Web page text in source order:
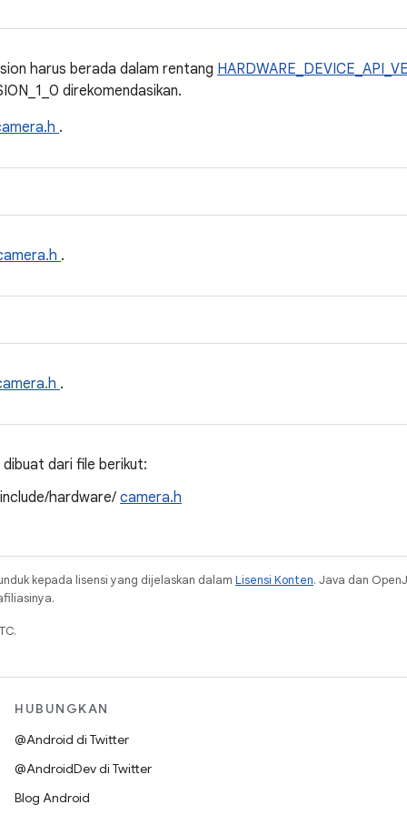
harus berada dalam rentang
direkomendasikan.
.
.
.
dari file berikut:
hardware/ camera.h
kepada lisensi yang dijelaskan dalam Lisensi Konten. Java dan
HUBUNGKAN
@Android di Twitter
@AndroidDev di Twitter
Blog Android